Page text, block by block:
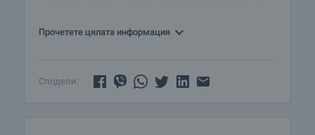
система е изградена с висок клас инверторни
необзаведена, което дава възможност за
Прочетете цялата информация
Сподели: